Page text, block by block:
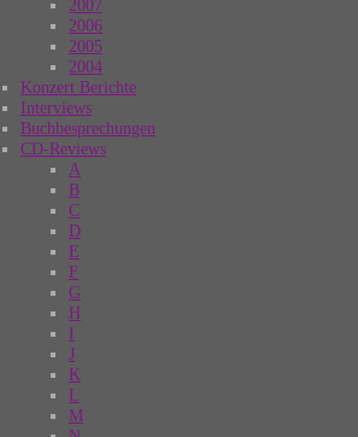
2007
2006
2005
2004
Konzert Berichte
Interviews
Buchbesprechungen
CD-Reviews
A
B
C
D
E
F
G
H
I
J
K
L
M